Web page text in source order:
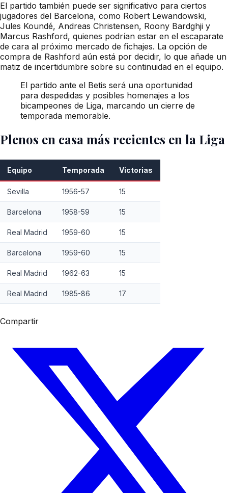
El partido también puede ser significativo para ciertos
jugadores del Barcelona, como Robert Lewandowski,
Jules Koundé, Andreas Christensen, Roony Bardghji y
Marcus Rashford, quienes podrían estar en el escaparate
de cara al próximo mercado de fichajes. La opción de
compra de Rashford aún está por decidir, lo que añade un
matiz de incertidumbre sobre su continuidad en el equipo.
El partido ante el Betis será una oportunidad
para despedidas y posibles homenajes a los
bicampeones de Liga, marcando un cierre de
temporada memorable.
Plenos en casa más recientes en la Liga
Equipo Temporada Victorias
Sevilla 1956-57 15
Barcelona 1958-59 15
Real Madrid 1959-60 15
Barcelona 1959-60 15
Real Madrid 1962-63 15
Real Madrid 1985-86 17
Compartir